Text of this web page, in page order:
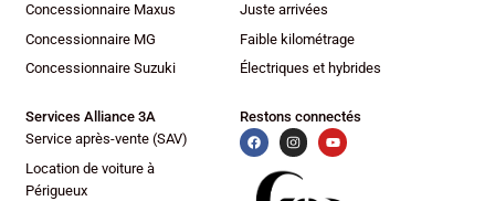
Concessionnaire Maxus
Concessionnaire MG
Concessionnaire Suzuki
Juste arrivées
Faible kilométrage
Électriques et hybrides
Services Alliance 3A
Service après-vente (SAV)
Location de voiture à
Périgueux
Restons connectés